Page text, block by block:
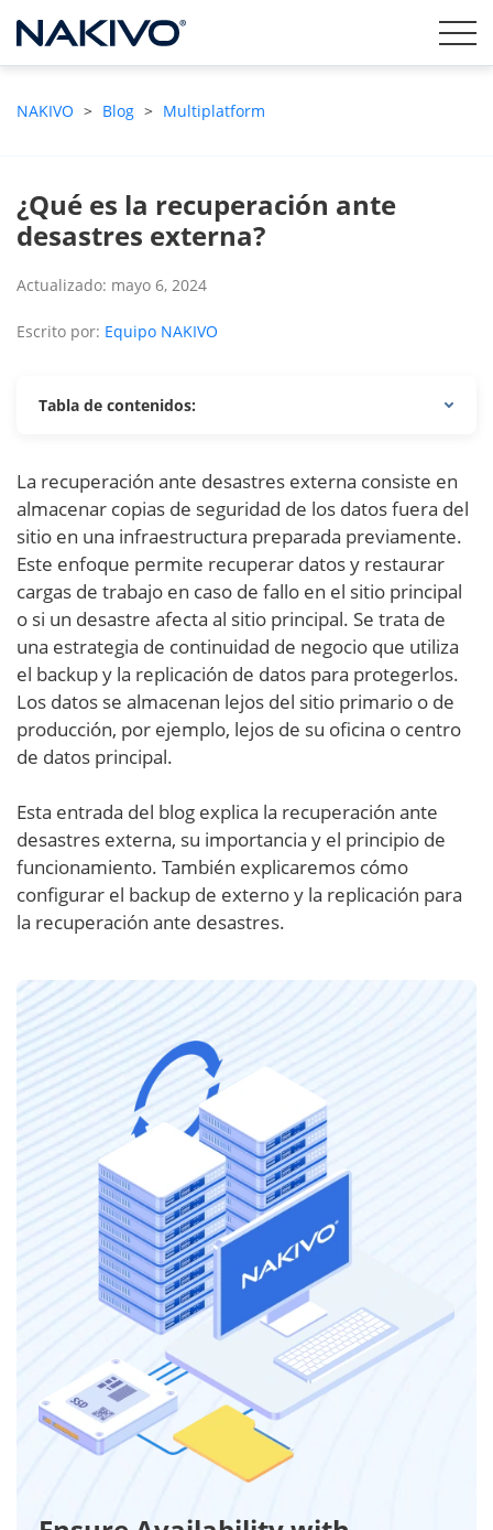
NAKIVO > Blog > Multiplatform
¿Qué es la recuperación ante
desastres externa?
Actualizado: mayo 6, 2024
Escrito por: Equipo NAKIVO
Tabla de contenidos:
La recuperación ante desastres externa consiste en
almacenar copias de seguridad de los datos fuera del
sitio en una infraestructura preparada previamente.
Este enfoque permite recuperar datos y restaurar
cargas de trabajo en caso de fallo en el sitio principal
o si un desastre afecta al sitio principal. Se trata de
una estrategia de continuidad de negocio que utiliza
el backup y la replicación de datos para protegerlos.
Los datos se almacenan lejos del sitio primario o de
producción, por ejemplo, lejos de su oficina o centro
de datos principal.
Esta entrada del blog explica la recuperación ante
desastres externa, su importancia y el principio de
funcionamiento. También explicaremos cómo
configurar el backup de externo y la replicación para
la recuperación ante desastres.